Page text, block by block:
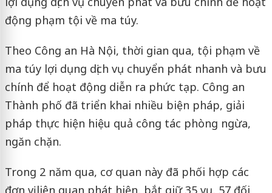
động phạm tội về ma túy.
Theo Công an Hà Nội, thời gian qua, tội phạm về
ma túy lợi dụng dịch vụ chuyển phát nhanh và bưu
chính để hoạt động diễn ra phức tạp. Công an
Thành phố đã triển khai nhiều biện pháp, giải
pháp thực hiện hiệu quả công tác phòng ngừa,
ngăn chặn.
Trong 2 năm qua, cơ quan này đã phối hợp các
đơn vị liên quan phát hiện, bắt giữ 35 vụ, 57 đối